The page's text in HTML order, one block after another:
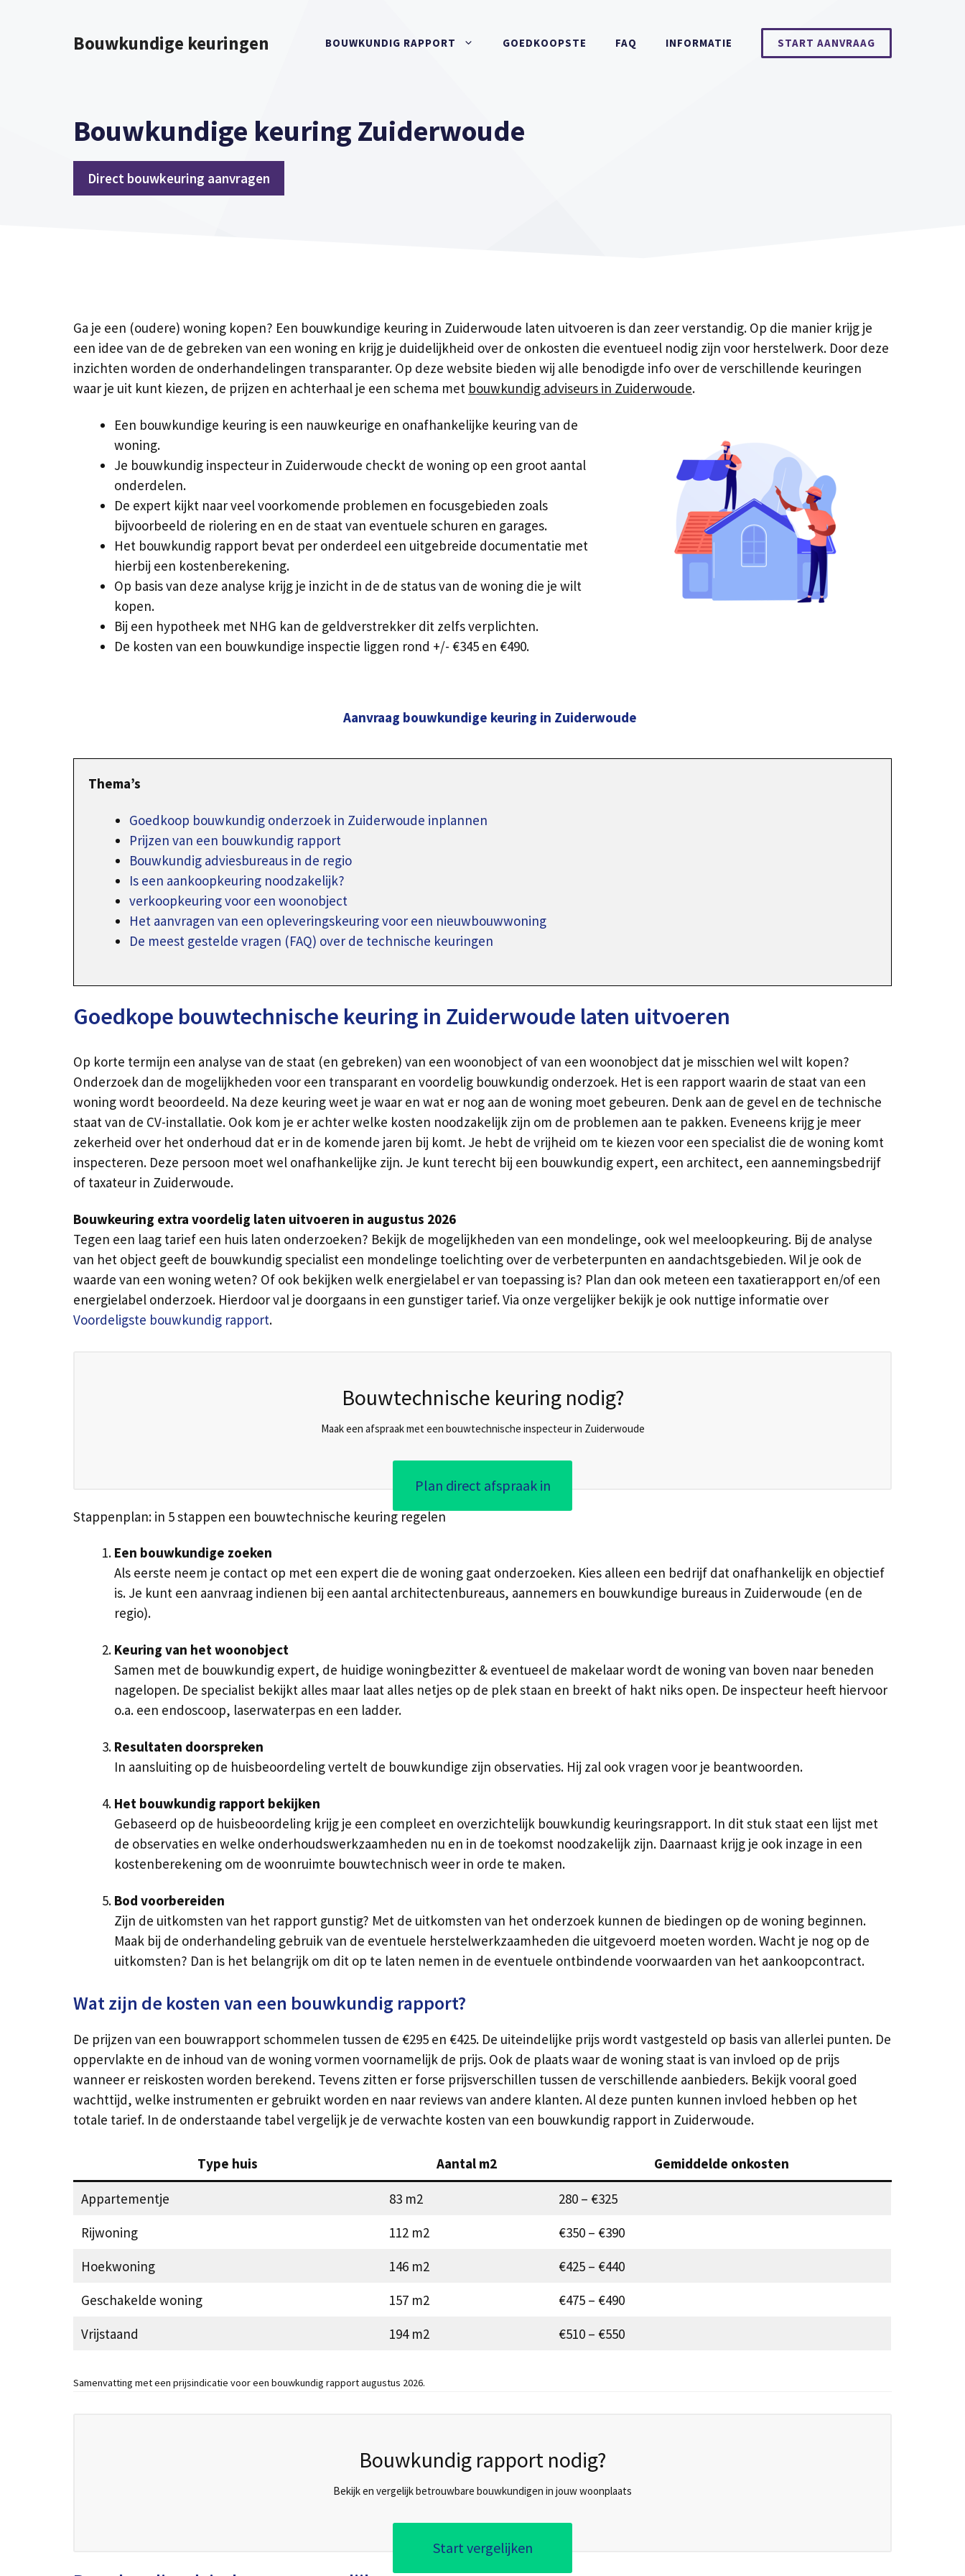
Bouwkundige keuringen BOUWKUNDIG RAPPORT GOEDKOOPSTE FAQ INFORMATIE START AANVRAAG
Bouwkundige keuring Zuiderwoude
Direct bouwkeuring aanvragen
Ga je een (oudere) woning kopen? Een bouwkundige keuring in Zuiderwoude laten uitvoeren is dan zeer verstandig. Op die manier krijg je
een idee van de de gebreken van een woning en krijg je duidelijkheid over de onkosten die eventueel nodig zijn voor herstelwerk. Door deze
inzichten worden de onderhandelingen transparanter. Op deze website bieden wij alle benodigde info over de verschillende keuringen
waar je uit kunt kiezen, de prijzen en achterhaal je een schema met bouwkundig adviseurs in Zuiderwoude.
Een bouwkundige keuring is een nauwkeurige en onafhankelijke keuring van de
woning.
Je bouwkundig inspecteur in Zuiderwoude checkt de woning op een groot aantal
onderdelen.
De expert kijkt naar veel voorkomende problemen en focusgebieden zoals
bijvoorbeeld de riolering en en de staat van eventuele schuren en garages.
Het bouwkundig rapport bevat per onderdeel een uitgebreide documentatie met
hierbij een kostenberekening.
Op basis van deze analyse krijg je inzicht in de de status van de woning die je wilt
kopen.
Bij een hypotheek met NHG kan de geldverstrekker dit zelfs verplichten.
De kosten van een bouwkundige inspectie liggen rond +/- €345 en €490.
Aanvraag bouwkundige keuring in Zuiderwoude
Thema’s
Goedkoop bouwkundig onderzoek in Zuiderwoude inplannen
Prijzen van een bouwkundig rapport
Bouwkundig adviesbureaus in de regio
Is een aankoopkeuring noodzakelijk?
verkoopkeuring voor een woonobject
Het aanvragen van een opleveringskeuring voor een nieuwbouwwoning
De meest gestelde vragen (FAQ) over de technische keuringen
Goedkope bouwtechnische keuring in Zuiderwoude laten uitvoeren
Op korte termijn een analyse van de staat (en gebreken) van een woonobject of van een woonobject dat je misschien wel wilt kopen?
Onderzoek dan de mogelijkheden voor een transparant en voordelig bouwkundig onderzoek. Het is een rapport waarin de staat van een
woning wordt beoordeeld. Na deze keuring weet je waar en wat er nog aan de woning moet gebeuren. Denk aan de gevel en de technische
staat van de CV-installatie. Ook kom je er achter welke kosten noodzakelijk zijn om de problemen aan te pakken. Eveneens krijg je meer
zekerheid over het onderhoud dat er in de komende jaren bij komt. Je hebt de vrijheid om te kiezen voor een specialist die de woning komt
inspecteren. Deze persoon moet wel onafhankelijke zijn. Je kunt terecht bij een bouwkundig expert, een architect, een aannemingsbedrijf
of taxateur in Zuiderwoude.
Bouwkeuring extra voordelig laten uitvoeren in augustus 2026
Tegen een laag tarief een huis laten onderzoeken? Bekijk de mogelijkheden van een mondelinge, ook wel meeloopkeuring. Bij de analyse
van het object geeft de bouwkundig specialist een mondelinge toelichting over de verbeterpunten en aandachtsgebieden. Wil je ook de
waarde van een woning weten? Of ook bekijken welk energielabel er van toepassing is? Plan dan ook meteen een taxatierapport en/of een
energielabel onderzoek. Hierdoor val je doorgaans in een gunstiger tarief. Via onze vergelijker bekijk je ook nuttige informatie over
Voordeligste bouwkundig rapport.
Bouwtechnische keuring nodig?
Maak een afspraak met een bouwtechnische inspecteur in Zuiderwoude
Plan direct afspraak in
Stappenplan: in 5 stappen een bouwtechnische keuring regelen
Een bouwkundige zoeken
Als eerste neem je contact op met een expert die de woning gaat onderzoeken. Kies alleen een bedrijf dat onafhankelijk en objectief
is. Je kunt een aanvraag indienen bij een aantal architectenbureaus, aannemers en bouwkundige bureaus in Zuiderwoude (en de
regio).
Keuring van het woonobject
Samen met de bouwkundig expert, de huidige woningbezitter & eventueel de makelaar wordt de woning van boven naar beneden
nagelopen. De specialist bekijkt alles maar laat alles netjes op de plek staan en breekt of hakt niks open. De inspecteur heeft hiervoor
o.a. een endoscoop, laserwaterpas en een ladder.
Resultaten doorspreken
In aansluiting op de huisbeoordeling vertelt de bouwkundige zijn observaties. Hij zal ook vragen voor je beantwoorden.
Het bouwkundig rapport bekijken
Gebaseerd op de huisbeoordeling krijg je een compleet en overzichtelijk bouwkundig keuringsrapport. In dit stuk staat een lijst met
de observaties en welke onderhoudswerkzaamheden nu en in de toekomst noodzakelijk zijn. Daarnaast krijg je ook inzage in een
kostenberekening om de woonruimte bouwtechnisch weer in orde te maken.
Bod voorbereiden
Zijn de uitkomsten van het rapport gunstig? Met de uitkomsten van het onderzoek kunnen de biedingen op de woning beginnen.
Maak bij de onderhandeling gebruik van de eventuele herstelwerkzaamheden die uitgevoerd moeten worden. Wacht je nog op de
uitkomsten? Dan is het belangrijk om dit op te laten nemen in de eventuele ontbindende voorwaarden van het aankoopcontract.
Wat zijn de kosten van een bouwkundig rapport?
De prijzen van een bouwrapport schommelen tussen de €295 en €425. De uiteindelijke prijs wordt vastgesteld op basis van allerlei punten. De
oppervlakte en de inhoud van de woning vormen voornamelijk de prijs. Ook de plaats waar de woning staat is van invloed op de prijs
wanneer er reiskosten worden berekend. Tevens zitten er forse prijsverschillen tussen de verschillende aanbieders. Bekijk vooral goed
wachttijd, welke instrumenten er gebruikt worden en naar reviews van andere klanten. Al deze punten kunnen invloed hebben op het
totale tarief. In de onderstaande tabel vergelijk je de verwachte kosten van een bouwkundig rapport in Zuiderwoude.
Type huis Aantal m2 Gemiddelde onkosten
Appartementje 83 m2
280 – €325
Rijwoning
112 m2
€350 – €390
Hoekwoning
146 m2
€425 – €440
Geschakelde woning
157 m2
€475 – €490
Vrijstaand
194 m2 €510 – €550
Samenvatting met een prijsindicatie voor een bouwkundig rapport augustus 2026.
Bouwkundig rapport nodig?
Bekijk en vergelijk betrouwbare bouwkundigen in jouw woonplaats
Start vergelijken